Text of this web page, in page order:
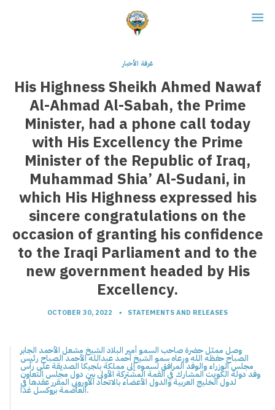
غرفة الأخبار
His Highness Sheikh Ahmed Nawaf
Al-Ahmad Al-Sabah, the Prime
Minister, had a phone call today
with His Excellency the Prime
Minister of the Republic of Iraq,
Muhammad Shia’ Al-Sudani, in
which His Highness expressed his
sincere congratulations on the
occasion of granting his confidence
to the Iraqi Parliament and to the
new government headed by His
Excellency.
OCTOBER 30, 2022 • STATEMENTS AND RELEASES
وصل ممثل حضرة صاحب السمو أمير البلاد الشيخ مشعل الأحمد الجابر
الصباح حفظه الله ورعاه سمو الشيخ أحمد عبدالله الأحمد الصباح رئيس
مجلس الوزراء والوفد المرافق لسموه إلى مملكة بلجيكا الصديقة على رأس
وفد دولة الكويت المشارك في القمة المشتركة الأولى بين دول مجلس التعاون
لدول الخليج العربية والدول الأعضاء بالاتحاد الأوروبي المقرر عقدها في
العاصمة بروكسل غدا.